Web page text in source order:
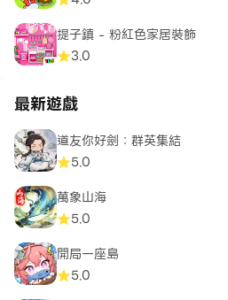
提子鎮 - 粉紅色家居裝飾
3.0
最新遊戲
道友你好劍：群英集結
5.0
萬象山海
5.0
開局一座島
5.0